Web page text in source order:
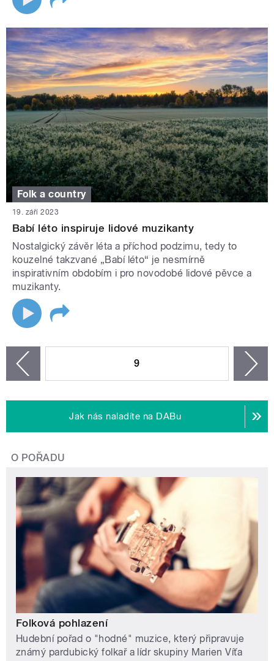
Folk a country
19. září 2023
Babí léto inspiruje lidové muzikanty
Nostalgický závěr léta a příchod podzimu, tedy to
kouzelné takzvané „Babí léto“ je nesmírně
inspirativním obdobím i pro novodobé lidové pěvce a
muzikanty.
9
Jak nás naladíte na DABu
O POŘADU
Folková pohlazení
Hudební pořad o "hodné" muzice, který připravuje
známý pardubický folkař a lídr skupiny Marien Víťa